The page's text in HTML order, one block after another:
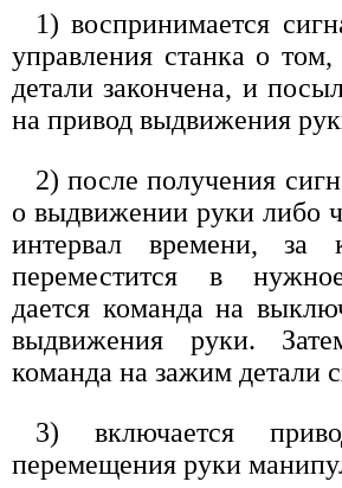
1) воспринимается
управления станка о том,
детали закончена, и
на привод выдвижения
2) после получения
о выдвижении руки либо
интервал времени, за
переместится в
дается команда на
выдвижения руки.
команда на зажим детали
3) включается
перемещения руки